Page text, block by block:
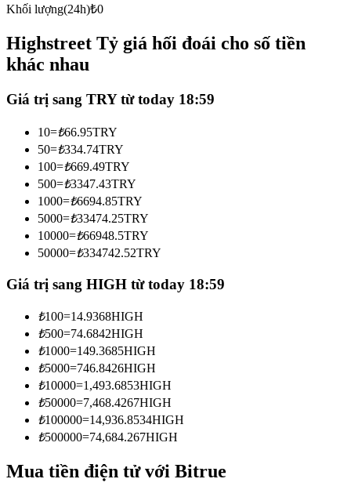
Trở thành Nhà giao dịch Sao chép
Tận hưởng chia sẻ lợi nhuận và hoa hồng giao dịch sao chép
Thông tin
Phân tích dữ liệu lớn bao gồm thông tin giao dịch, v.v.
Khối lượng(24h)₺0
Highstreet Tỷ giá hối đoái cho số tiền
khác nhau
Giá trị sang TRY từ today 18:59
10=₺66.95TRY
50=₺334.74TRY
100=₺669.49TRY
500=₺3347.43TRY
1000=₺6694.85TRY
5000=₺33474.25TRY
10000=₺66948.5TRY
50000=₺334742.52TRY
Giá trị sang HIGH từ today 18:59
₺100=14.9368HIGH
₺500=74.6842HIGH
₺1000=149.3685HIGH
₺5000=746.8426HIGH
₺10000=1,493.6853HIGH
₺50000=7,468.4267HIGH
₺100000=14,936.8534HIGH
₺500000=74,684.267HIGH
Mua tiền điện tử với Bitrue